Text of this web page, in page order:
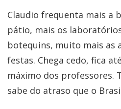
Claudio frequenta mais a
pátio, mais os
botequins, muito mais as
festas. Chega cedo, fica
máximo dos professores.
sabe do atraso que o